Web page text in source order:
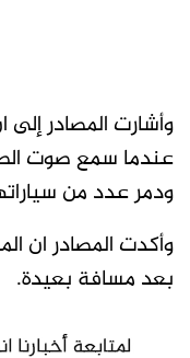
وأشارت المصادر
عندما سمع صوت
ودمر عدد من
وأكدت المصادر ان
بعد مسافة بعيدة.